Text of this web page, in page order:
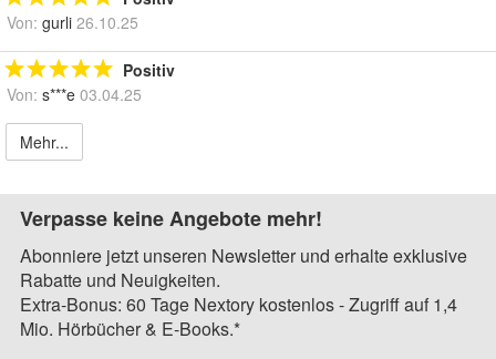
Von: gurli 26.10.25
Positiv
Von: s***e 03.04.25
Mehr...
Verpasse keine Angebote mehr!
Abonniere jetzt unseren Newsletter und erhalte exklusive
Rabatte und Neuigkeiten.
Extra-Bonus: 60 Tage Nextory kostenlos - Zugriff auf 1,4
Mio. Hörbücher & E-Books.*